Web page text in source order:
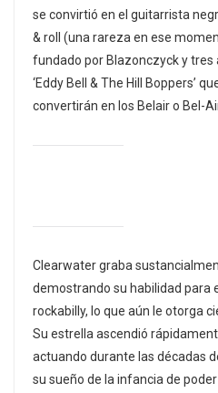
se convirtió en el guitarrista
& roll (una rareza en ese
fundado por Blazonczyck y tres
‘Eddy Bell & The Hill Boppers’
convertirán en los Belair o Bel-
Clearwater graba
demostrando su habilidad para
rockabilly, lo que aún le otorga
Su estrella ascendió
actuando durante las décadas
su sueño de la infancia de